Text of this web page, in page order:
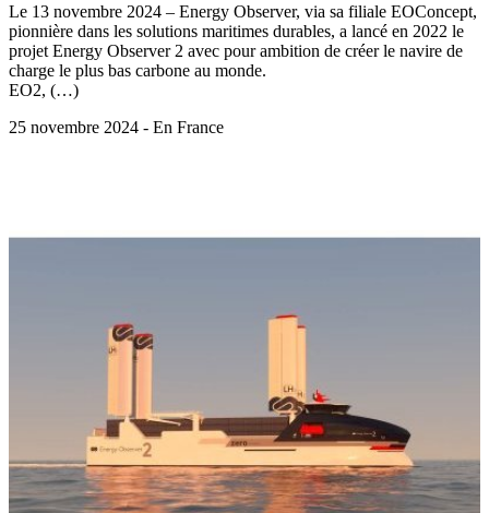
Le 13 novembre 2024 – Energy Observer, via sa filiale EOConcept,
pionnière dans les solutions maritimes durables, a lancé en 2022 le
projet Energy Observer 2 avec pour ambition de créer le navire de
charge le plus bas carbone au monde.
EO2, (…)
25 novembre 2024 - En France